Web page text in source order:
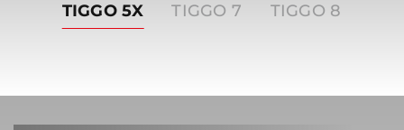
TIGGO 5X TIGGO 7 TIGGO 8